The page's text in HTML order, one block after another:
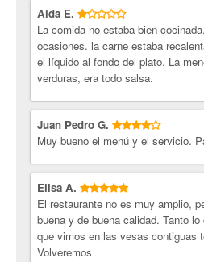
Sidra
Copa de vino Rioja
Zurito o corto de cerveza
Letras de Laurel.Cocina de
de este nuevo bar restaurante
Logroño. Un sin fin de pinchos
productos de calidad, acompañados
cerveza, menús repletos de recetas
moderno, postres caseros ideales
esto y mucho más es lo que te trae
además, en espacio inigualable,
recordarte que te encuentras en la
No te lo pienses más y prueba
Si quieres más información de
Facebook.
Aida E.
La comida no estaba bien
ocasiones. la carne estaba
el líquido al fondo del plato. La
verduras, era todo salsa.
Juan Pedro G.
Muy bueno el menú y el servicio.
Elisa A.
El restaurante no es muy amplio,
buena y de buena calidad. Tanto
que vimos en las vesas contiguas
Volveremos